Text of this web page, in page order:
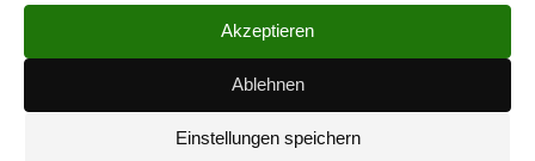
Akzeptieren
Ablehnen
Einstellungen speichern
Vereinsspielplan
Übersicht der Begegnungen unserer Mannschaften (via